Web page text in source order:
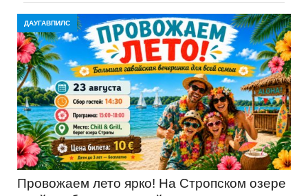
ДАУГАВПИЛС
Провожаем лето ярко! На Стропском озере